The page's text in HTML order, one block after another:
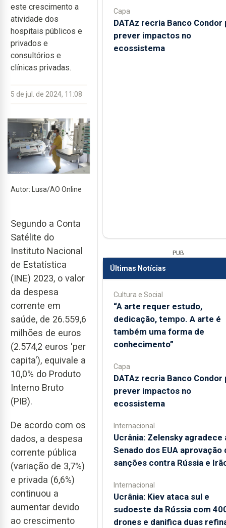
este crescimento a
atividade dos
hospitais públicos e
privados e
consultórios e
clínicas privadas.
5 de jul. de 2024, 11:08
Autor: Lusa/AO Online
Segundo a Conta
Satélite do
Instituto Nacional
de Estatística
(INE) 2023, o valor
da despesa
corrente em
saúde, de 26.559,6
milhões de euros
(2.574,2 euros 'per
capita'), equivale a
10,0% do Produto
Interno Bruto
(PIB).
De acordo com os
dados, a despesa
corrente pública
(variação de 3,7%)
e privada (6,6%)
continuou a
aumentar devido
ao crescimento
Capa
DATAz recria Banco Condor
prever impactos no
ecossistema
PUB
Últimas Notícias
Cultura e Social
“A arte requer estudo,
dedicação, tempo. A arte é
também uma forma de
conhecimento”
Capa
DATAz recria Banco Condor
prever impactos no
ecossistema
Internacional
Ucrânia: Zelensky agradece
Senado dos EUA aprovação
sanções contra Rússia e
Internacional
Ucrânia: Kiev ataca sul e
sudoeste da Rússia com
drones e danifica duas